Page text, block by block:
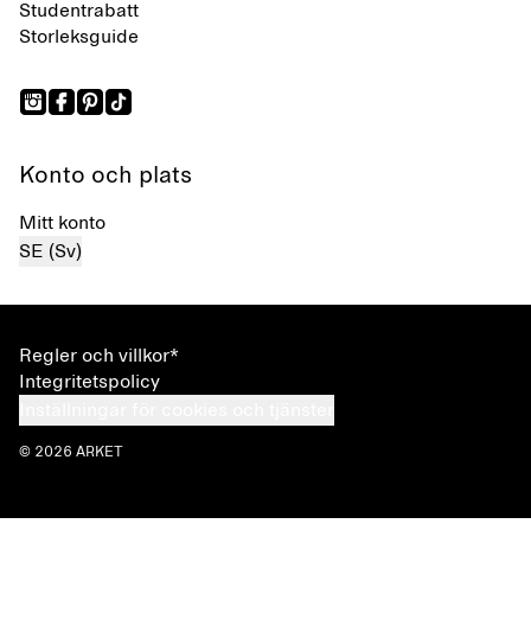
Studentrabatt
Storleksguide
Konto och plats
Mitt konto
SE (Sv)
Regler och villkor*
Integritetspolicy
© 2026 ARKET